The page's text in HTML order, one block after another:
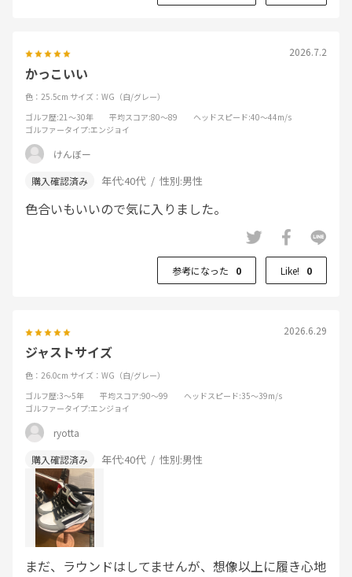
2026.7.2
かっこいい
色：25.5cm サイズ：WG（白/グレー）
ゴルフ歴:21～30年 平均スコア:80～89 ヘッドスピード:40～44m/s
ゴルファータイプ:エンジョイ
けんぼー
年代:40代 性別:男性
色合いもいいので気に入りました。
参考になった 0 Like! 0
2026.6.29
ジャストサイズ
色：26.0cm サイズ：WG（白/グレー）
ゴルフ歴:3～5年 平均スコア:90～99 ヘッドスピード:35～39m/s
ゴルファータイプ:エンジョイ
ryotta
年代:40代 性別:男性
まだ、ラウンドはしてませんが、想像以上に履き心地